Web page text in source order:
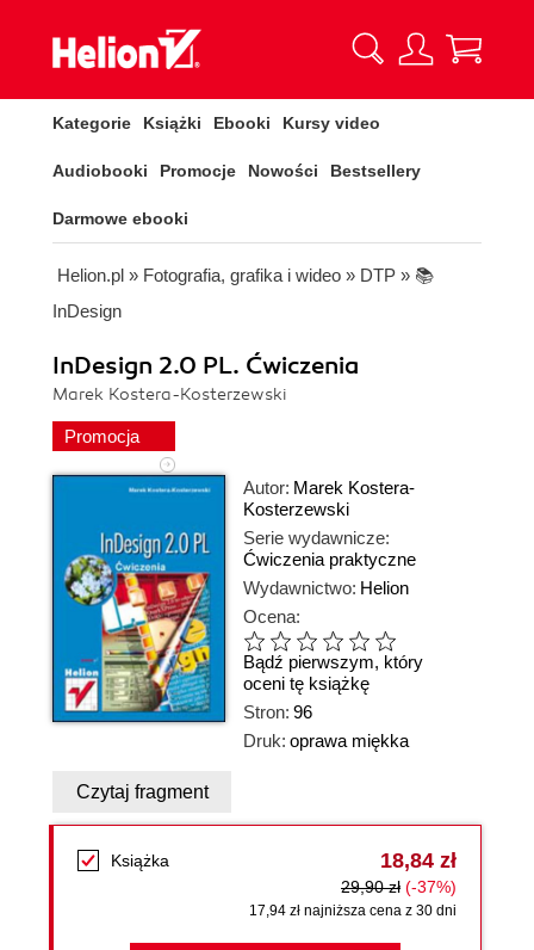
Kategorie Książki Ebooki Kursy video
Audiobooki Promocje Nowości Bestsellery
Darmowe ebooki
Helion.pl » Fotografia, grafika i wideo » DTP » 📚
InDesign
InDesign 2.0 PL. Ćwiczenia
Marek Kostera-Kosterzewski
Promocja
Autor: Marek Kostera-
Kosterzewski
Serie wydawnicze:
Ćwiczenia praktyczne
Wydawnictwo: Helion
Ocena:
Bądź pierwszym, który
oceni tę książkę
Stron: 96
Druk: oprawa miękka
Czytaj fragment
Książka 18,84 zł
29,90 zł (-37%)
17,94 zł najniższa cena z 30 dni